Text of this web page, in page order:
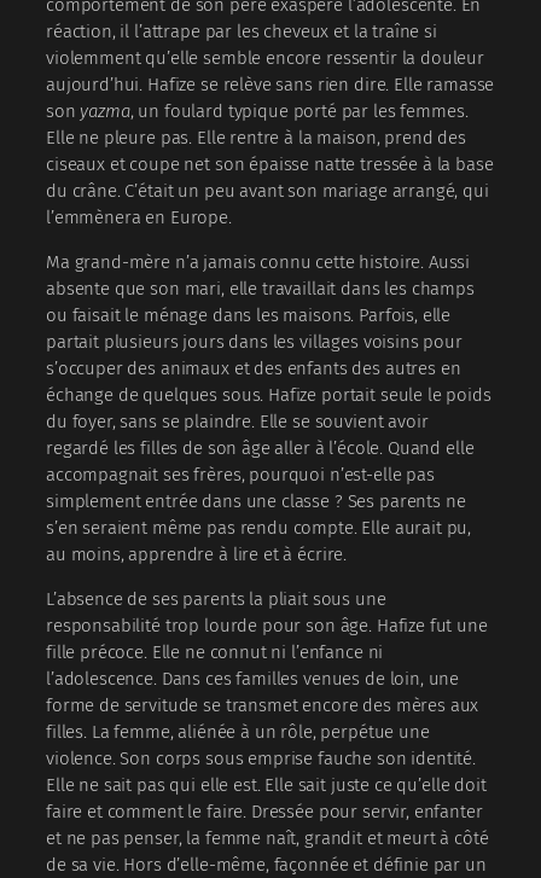
comportement de son père exaspère l’adolescente. En
réaction, il l’attrape par les cheveux et la traîne si
violemment qu’elle semble encore ressentir la douleur
aujourd’hui. Hafize se relève sans rien dire. Elle ramasse
son yazma, un foulard typique porté par les femmes.
Elle ne pleure pas. Elle rentre à la maison, prend des
ciseaux et coupe net son épaisse natte tressée à la base
du crâne. C’était un peu avant son mariage arrangé, qui
l’emmènera en Europe.
Ma grand-mère n’a jamais connu cette histoire. Aussi
absente que son mari, elle travaillait dans les champs
ou faisait le ménage dans les maisons. Parfois, elle
partait plusieurs jours dans les villages voisins pour
s’occuper des animaux et des enfants des autres en
échange de quelques sous. Hafize portait seule le poids
du foyer, sans se plaindre. Elle se souvient avoir
regardé les filles de son âge aller à l’école. Quand elle
accompagnait ses frères, pourquoi n’est-elle pas
simplement entrée dans une classe ? Ses parents ne
s’en seraient même pas rendu compte. Elle aurait pu,
au moins, apprendre à lire et à écrire.
L’absence de ses parents la pliait sous une
responsabilité trop lourde pour son âge. Hafize fut une
fille précoce. Elle ne connut ni l’enfance ni
l’adolescence. Dans ces familles venues de loin, une
forme de servitude se transmet encore des mères aux
filles. La femme, aliénée à un rôle, perpétue une
violence. Son corps sous emprise fauche son identité.
Elle ne sait pas qui elle est. Elle sait juste ce qu’elle doit
faire et comment le faire. Dressée pour servir, enfanter
et ne pas penser, la femme naît, grandit et meurt à côté
de sa vie. Hors d’elle-même, façonnée et définie par un